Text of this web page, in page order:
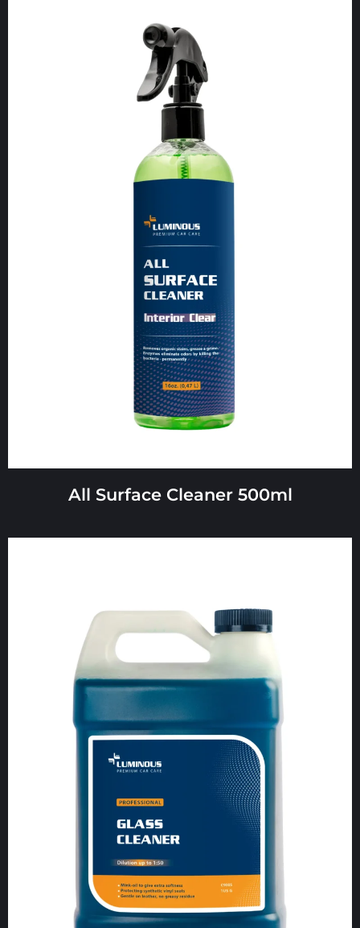
All Surface Cleaner 500ml